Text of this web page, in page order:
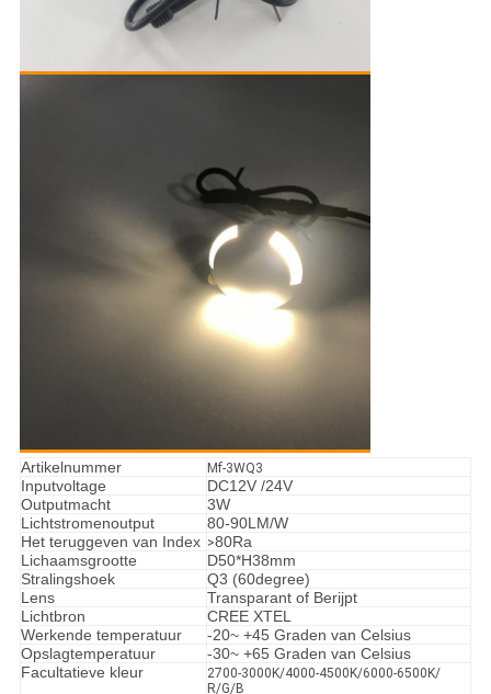
Artikelnummer Mf-3WQ3
Inputvoltage
DC12V /24V
Outputmacht
3W
Lichtstromenoutput
80-90LM/W
Het teruggeven van Index >80Ra
Lichaamsgrootte
D50*H38mm
Stralingshoek
Q3 (60degree)
Lens
Transparant of Berijpt
Lichtbron
CREE XTEL
Werkende temperatuur
-20~ +45 Graden van Celsius
Opslagtemperatuur
-30~ +65 Graden van Celsius
Facultatieve kleur
2700-3000K/4000-4500K/6000-6500K/
R/G/B